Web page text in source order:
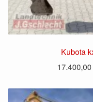
Kubota
17.400,00